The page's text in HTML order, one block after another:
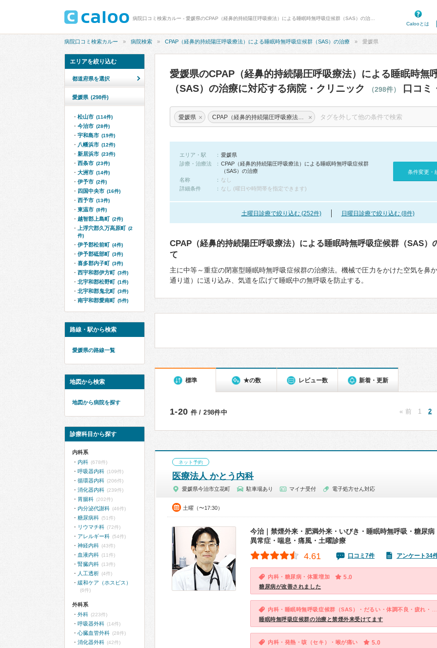
Calooとは
病院口コミ検索カルー 病院検索 CPAP（経鼻的持続陽圧呼吸療法）による睡眠時無呼吸症候群（SAS）の治療 愛媛県
愛媛県のCPAP（経鼻的持続陽圧呼吸療法）による睡眠時無
（SAS）の治療に対応する病院・クリニック
（298件） 口コミ
愛媛県 × ×
エリア・駅
愛媛県
診療・治療法
CPAP（経鼻的持続陽圧呼吸療法）による睡眠時無呼吸症候群
（SAS）の治療
名称
なし
詳細条件
なし (曜日や時間帯を指定できます)
条件変更・
土曜日診療で絞り込む (252件) 日曜日診療で絞り込む (8件)
CPAP（経鼻的持続陽圧呼吸療法）による睡眠時無呼吸症候群（SAS）
て
主に中等～重症の閉塞型睡眠時無呼吸症候群の治療法。機械で圧力をかけた空気を鼻
通り道）に送り込み、気道を広げて睡眠中の無呼吸を防止する。
標準 ★の数 レビュー数 新着・更新
1-20 件 / 298件中 « 前 1 2
ネット予約
医療法人 かとう内科
愛媛県今治市立花町 駐車場あり マイナ受付 電子処方せん対応
土曜（〜17:30）
今治｜禁煙外来・肥満外来・いびき・睡眠時無呼吸・糖尿病
異常症・喘息・痛風・土曜診療
4.61 口コミ7件 アンケート34
内科・糖尿病・体重増加 5.0
糖尿病が改善されました
睡眠時無呼吸症候群の治療と禁煙外来受けてます
内科・発熱・咳（セキ）・喉が痛い 5.0
エリアを絞り込む
都道府県を選択
愛媛県 (298件)
松山市 (114件)
今治市 (28件)
宇和島市 (19件)
八幡浜市 (12件)
新居浜市 (23件)
西条市 (23件)
大洲市 (14件)
伊予市 (2件)
四国中央市 (16件)
西予市 (13件)
東温市 (8件)
越智郡上島町 (2件)
上浮穴郡久万高原町 (2
件)
伊予郡松前町 (4件)
伊予郡砥部町 (3件)
喜多郡内子町 (3件)
西宇和郡伊方町 (3件)
北宇和郡松野町 (1件)
北宇和郡鬼北町 (3件)
南宇和郡愛南町 (5件)
路線・駅から検索
愛媛県の路線一覧
地図から検索
地図から病院を探す
診療科目から探す
内科系
内科 (678件)
呼吸器内科 (109件)
循環器内科 (206件)
消化器内科 (239件)
胃腸科 (202件)
内分泌代謝科 (46件)
糖尿病科 (51件)
リウマチ科 (72件)
アレルギー科 (54件)
神経内科 (43件)
血液内科 (11件)
腎臓内科 (13件)
人工透析 (4件)
緩和ケア（ホスピス）
(6件)
外科系
外科 (223件)
呼吸器外科 (14件)
心臓血管外科 (28件)
消化器外科 (42件)